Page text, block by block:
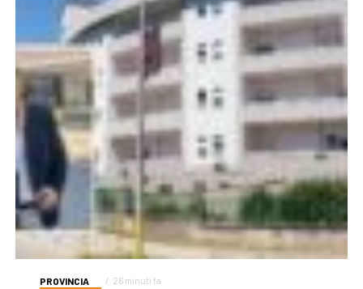
PROVINCIA 26 minuti fa